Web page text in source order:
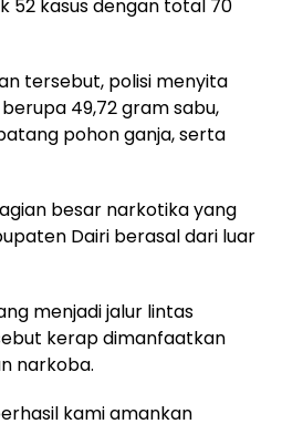
52 kasus dengan total 70
tersebut, polisi menyita
49,72 gram sabu,
pohon ganja, serta
besar narkotika yang
Dairi berasal dari luar
menjadi jalur lintas
kerap dimanfaatkan
narkoba.
kami amankan